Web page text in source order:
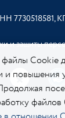
7730518581,
и защиты
Cookie
и повышения
файлов